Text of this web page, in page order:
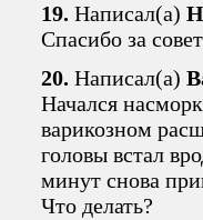
19. Написал(а)
Спасибо за
20. Написал(а)
Начался
варикозном
головы встал
минут снова
Что делать?